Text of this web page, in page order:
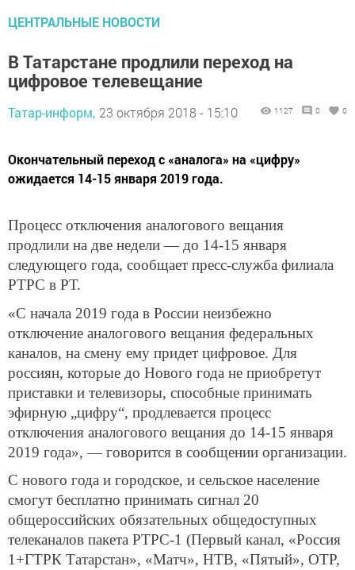
ЦЕНТРАЛЬНЫЕ НОВОСТИ
В Татарстане продлили переход на
цифровое телевещание
Татар-информ, 23 октября 2018 - 15:10 1127 0 0
Окончательный переход с «аналога» на «цифру»
ожидается 14-15 января 2019 года.
Процесс отключения аналогового вещания
продлили на две недели — до 14-15 января
следующего года, сообщает пресс-служба филиала
РТРС в РТ.
«С начала 2019 года в России неизбежно
отключение аналогового вещания федеральных
каналов, на смену ему придет цифровое. Для
россиян, которые до Нового года не приобретут
приставки и телевизоры, способные принимать
эфирную „цифру“, продлевается процесс
отключения аналогового вещания до 14-15 января
2019 года», — говорится в сообщении организации.
С нового года и городское, и сельское население
смогут бесплатно принимать сигнал 20
общероссийских обязательных общедоступных
телеканалов пакета РТРС-1 (Первый канал, «Россия
1+ГТРК Татарстан», «Матч», НТВ, «Пятый», ОТР,